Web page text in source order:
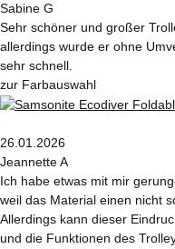
Sabine G
Sehr schöner und großer
allerdings wurde er ohne
sehr schnell.
zur Farbauswahl
26.01.2026
Jeannette A
Ich habe etwas mit mir
weil das Material einen nicht
Allerdings kann dieser
und die Funktionen des